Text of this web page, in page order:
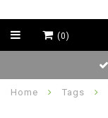
(0)
Home Tags